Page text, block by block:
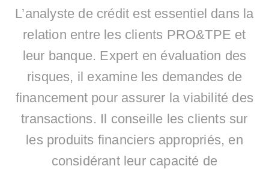
L’analyste de crédit est essentiel dans la
relation entre les clients PRO&TPE et
leur banque. Expert en évaluation des
risques, il examine les demandes de
financement pour assurer la viabilité des
transactions. Il conseille les clients sur
les produits financiers appropriés, en
considérant leur capacité de